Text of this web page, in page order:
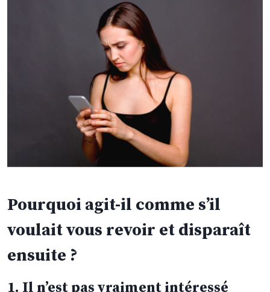
Pourquoi agit-il comme s’il
voulait vous revoir et disparaît
ensuite ?
1. Il n’est pas vraiment intéressé